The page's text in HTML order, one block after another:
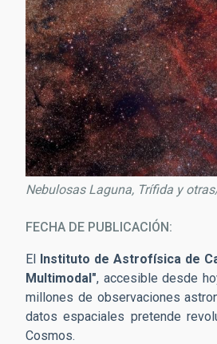
Nebulosas Laguna, Trífida y
FECHA DE PUBLICACIÓN
El Instituto de Astrofísica de
Multimodal", accesible desde
millones de observaciones
datos espaciales pretende
Cosmos.